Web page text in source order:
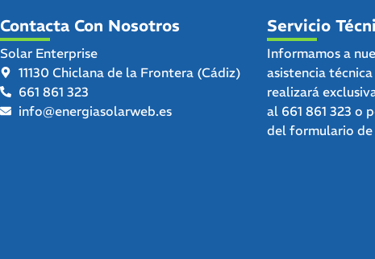
Contacta Con Nosotros
Solar Enterprise
11130 Chiclana de la Frontera (Cádiz)
661 861 323
info@energiasolarweb.es
Servicio
Informamos a
asistencia
realizará
al 661 861 323 o
del formulario